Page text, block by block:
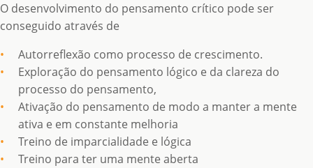
O desenvolvimento do pensamento crítico pode ser
conseguido através de
Autorreflexão como processo de crescimento.
Exploração do pensamento lógico e da clareza do
processo do pensamento,
Ativação do pensamento de modo a manter a mente
ativa e em constante melhoria
Treino de imparcialidade e lógica
Treino para ter uma mente aberta